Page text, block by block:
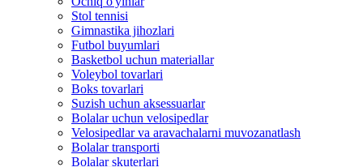
Stol tennisi
Gimnastika jihozlari
Futbol buyumlari
Basketbol uchun materiallar
Voleybol tovarlari
Boks tovarlari
Suzish uchun aksessuarlar
Bolalar uchun velosipedlar
Velosipedlar va aravachalarni muvozanatlash
Bolalar transporti
Bolalar skuterlari